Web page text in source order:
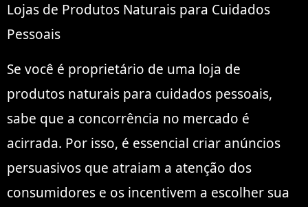
Lojas de Produtos Naturais para Cuidados
Pessoais
Se você é proprietário de uma loja de
produtos naturais para cuidados pessoais,
sabe que a concorrência no mercado é
acirrada. Por isso, é essencial criar anúncios
persuasivos que atraiam a atenção dos
consumidores e os incentivem a escolher sua